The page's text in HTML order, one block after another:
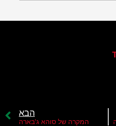
הבא
המקרה של סוהא ג'בארה